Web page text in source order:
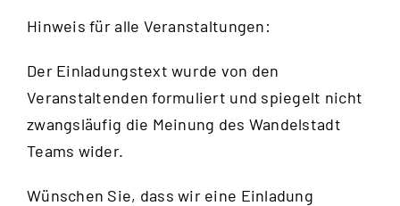
Hinweis für alle Veranstaltungen:
Der Einladungstext wurde von den
Veranstaltenden formuliert und spiegelt nicht
zwangsläufig die Meinung des Wandelstadt
Teams wider.
Wünschen Sie, dass wir eine Einladung